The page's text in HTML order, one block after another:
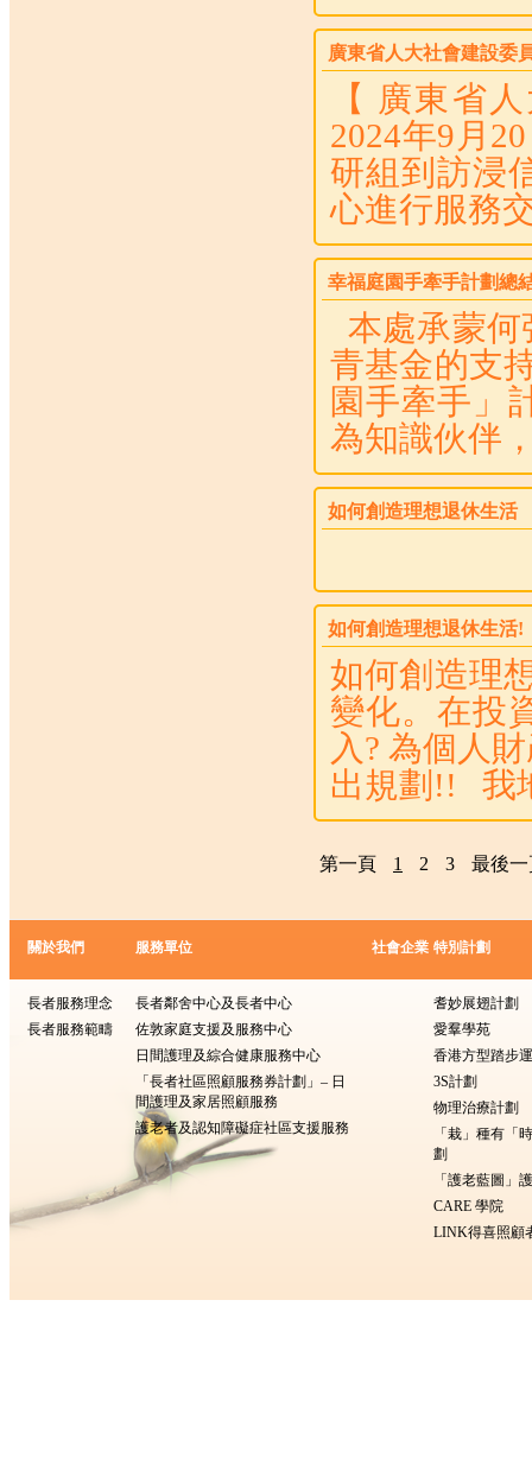
廣東省人大社會建設委
【 廣東省
2024年9月
研組到訪浸
心進行服務
幸福庭園手牽手計劃總
本處承蒙
青基金的支
園手牽手」
為知識伙伴
如何創造理想退休生活
如何創造理想退休生活!
如何創造理
變化。在投
入? 為個人
出規劃!! 我
第一頁 1 2 3 最後一
關於我們
長者服務理念
長者服務範疇
服務單位
長者鄰舍中心及長者中心
佐敦家庭支援及服務中心
日間護理及綜合健康服務中心
「長者社區照顧服務券計劃」– 日
間護理及家居照顧服務
護老者及認知障礙症社區支援服務
社會企業 特別計劃
耆妙展翅計劃
愛羣學苑
香港方型踏步
3S計劃
物理治療計劃
「栽」種有
劃
「護老藍圖」
CARE 學院
LINK得喜照顧